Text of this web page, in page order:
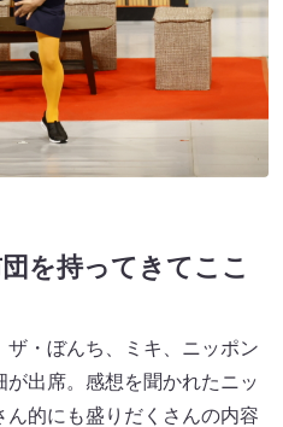
を持ってきてここ
・ぼんち、ミキ、ニッポン
出席。感想を聞かれたニッ
的にも盛りだくさんの内容